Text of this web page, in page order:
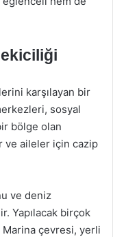
karşılayan bir
sosyal
bölge olan
ve aileler için cazip
ve deniz
Yapılacak birçok
Marina çevresi, yerli